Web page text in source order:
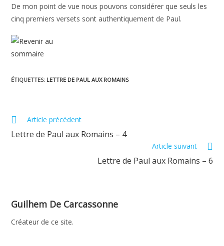
De mon point de vue nous pouvons considérer que seuls les
cinq premiers versets sont authentiquement de Paul.
ÉTIQUETTES: LETTRE DE PAUL AUX ROMAINS
Read
articles
Article précédent
Lettre de Paul aux Romains – 4
Article suivant
Lettre de Paul aux Romains – 6
Guilhem De Carcassonne
Créateur de ce site.